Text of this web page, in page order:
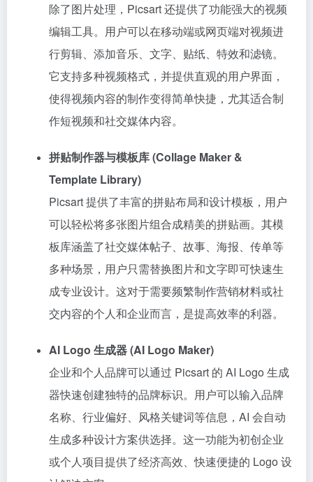
除了图片处理，Picsart 还提供了功能强大的视频
编辑工具。用户可以在移动端或网页端对视频进
行剪辑、添加音乐、文字、贴纸、特效和滤镜。
它支持多种视频格式，并提供直观的用户界面，
使得视频内容的制作变得简单快捷，尤其适合制
作短视频和社交媒体内容。
拼贴制作器与模板库 (Collage Maker &
Template Library)
Picsart 提供了丰富的拼贴布局和设计模板，用户
可以轻松将多张图片组合成精美的拼贴画。其模
板库涵盖了社交媒体帖子、故事、海报、传单等
多种场景，用户只需替换图片和文字即可快速生
成专业设计。这对于需要频繁制作营销材料或社
交内容的个人和企业而言，是提高效率的利器。
AI Logo 生成器 (AI Logo Maker)
企业和个人品牌可以通过 Picsart 的 AI Logo 生成
器快速创建独特的品牌标识。用户可以输入品牌
名称、行业偏好、风格关键词等信息，AI 会自动
生成多种设计方案供选择。这一功能为初创企业
或个人项目提供了经济高效、快速便捷的 Logo 设